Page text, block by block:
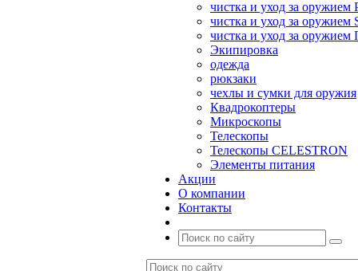
чистка и уход за оружием
чистка и уход за оружием
чистка и уход за
Экипировка
одежда
рюкзаки
чехлы и сумки для оружия
Квадрокоптеры
Микроскопы
Телескопы
Телескопы CELESTRON
Элементы питания
Акции
О компании
Контакты